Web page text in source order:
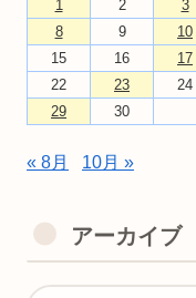
1
2 3
8
9 10
15
16 17
22
23 24
29
30
« 8月 10月 »
アーカイブ